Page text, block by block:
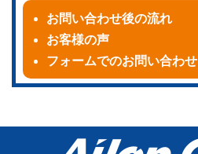
お問い合わせ後の流れ
お客様の声
フォームでのお問い合わせ